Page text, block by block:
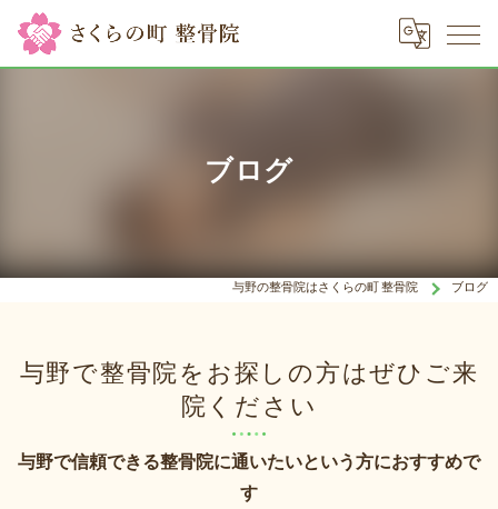
ブログ
与野の整骨院はさくらの町 整骨院 ブログ
与野で整骨院をお探しの方はぜひご来
院ください
与野で信頼できる整骨院に通いたいという方におすすめで
す